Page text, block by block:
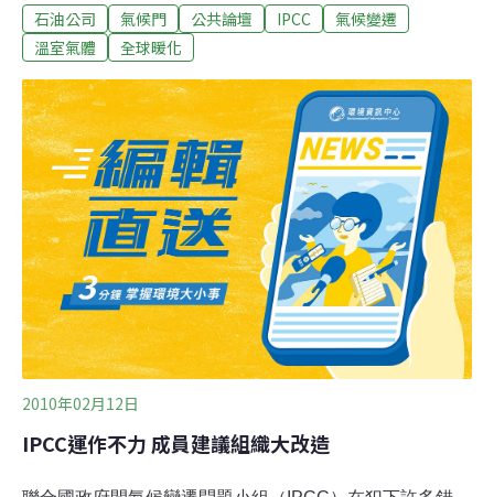
改數據以誇大全球暖化的嚴重性，暖化懷疑論者甚至將此
事件與美國水門案(Watergate)相比，稱之為氣候門事件
體指出聯合國氣候變遷專門委員會(IPCC)出版的報告中聲
稱喜馬拉雅冰川將在2035年前消失，其實引用了非學術文
獻，是一重大瑕疵，一時之間，暖化懷疑論者的聲勢大
振，許多公眾與媒體輿論也隨之起舞，少數人甚至聲稱全
球暖化是場世紀大騙局。科學的誠信與正確當然極為重
要，任何人都應該用嚴格的標準來檢視這些研究，日前
IPCC主席已經坦承報告撰寫的過程的確有些許瑕疵，但是
他說這些事件並不影響整份報告的公信力，
石油公司 氣候門 公共論壇 IPCC
氣候變遷
溫室氣體
全球暖化
2010年02月12日
IPCC運作不力 成員建議組織大改造